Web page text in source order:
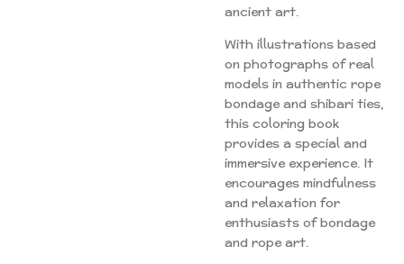
ancient art.
With illustrations based
on photographs of real
models in authentic rope
bondage and shibari ties,
this coloring book
provides a special and
immersive experience. It
encourages mindfulness
and relaxation for
enthusiasts of bondage
and rope art.